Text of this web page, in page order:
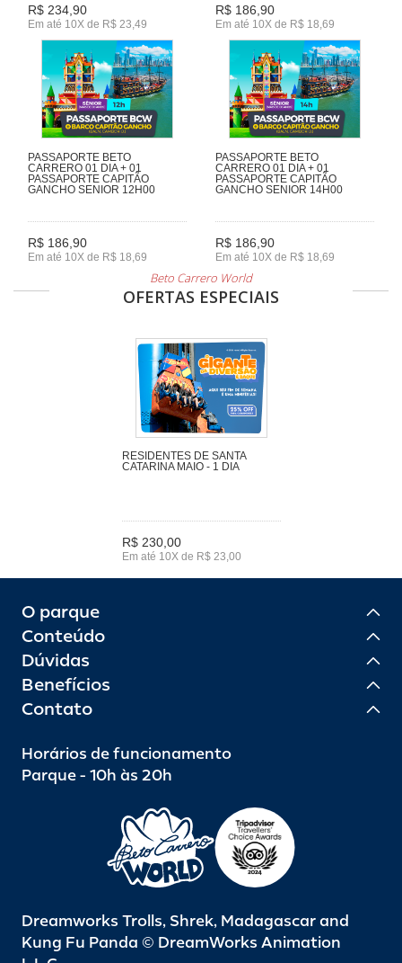
R$ 234,90
Em até 10X de R$ 23,49
R$ 186,90
Em até 10X de R$ 18,69
PASSAPORTE BETO
CARRERO 01 DIA + 01
PASSAPORTE CAPITÃO
GANCHO SENIOR 12H00
R$ 186,90
Em até 10X de R$ 18,69
PASSAPORTE BETO
CARRERO 01 DIA + 01
PASSAPORTE CAPITÃO
GANCHO SENIOR 14H00
R$ 186,90
Em até 10X de R$ 18,69
Beto Carrero World
OFERTAS ESPECIAIS
RESIDENTES DE SANTA
CATARINA MAIO - 1 DIA
R$ 230,00
Em até 10X de R$ 23,00
O parque
Conteúdo
Dúvidas
Benefícios
Contato
Horários de funcionamento
Parque - 10h às 20h
Dreamworks Trolls, Shrek, Madagascar and
Kung Fu Panda © DreamWorks Animation